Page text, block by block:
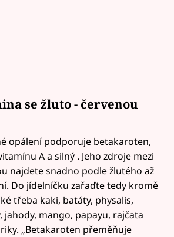
se žluto - červenou
opálení podporuje betakaroten,
A a silný . Jeho zdroje mezi
najdete snadno podle žlutého až
Do jídelníčku zařaďte tedy kromě
třeba kaki, batáty, physalis,
mango, papayu, rajčata
„Betakaroten přeměňuje